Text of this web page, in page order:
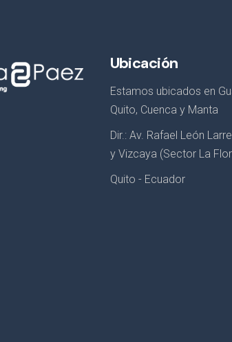
Ubicación
Estamos ubicados en
Quito, Cuenca y Manta
Dir.: Av. Rafael León
y Vizcaya (Sector La
Quito - Ecuador